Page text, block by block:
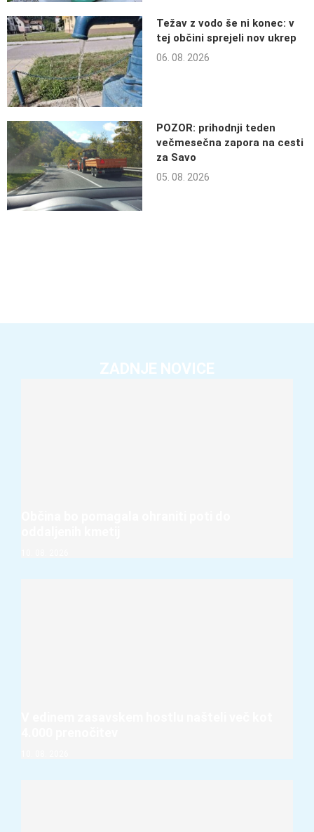
Težav z vodo še ni konec: v
tej občini sprejeli nov ukrep
06. 08. 2026
POZOR: prihodnji teden
večmesečna zapora na cesti
za Savo
05. 08. 2026
ZADNJE NOVICE